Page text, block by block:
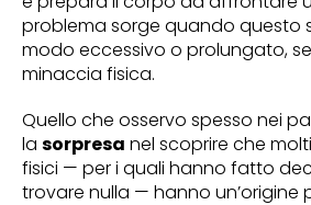
problema sorge quando questo
modo eccessivo o prolungato,
minaccia fisica.
Quello che osservo spesso nei
la sorpresa nel scoprire che
fisici — per i quali hanno fatto
trovare nulla — hanno un’origine